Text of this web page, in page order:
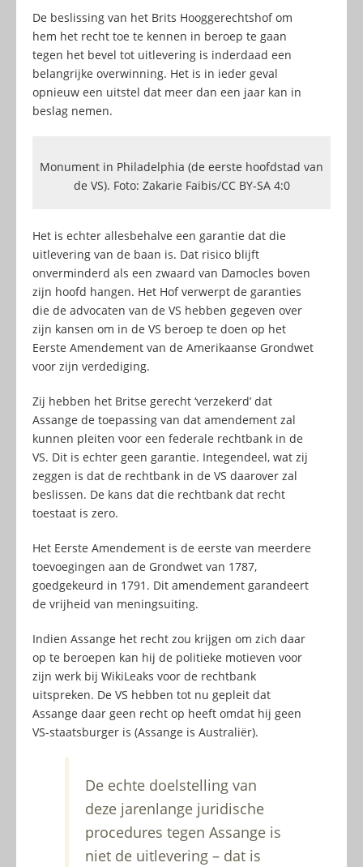
De beslissing van het Brits Hooggerechtshof om
hem het recht toe te kennen in beroep te gaan
tegen het bevel tot uitlevering is inderdaad een
belangrijke overwinning. Het is in ieder geval
opnieuw een uitstel dat meer dan een jaar kan in
beslag nemen.
Monument in Philadelphia (de eerste hoofdstad van
de VS). Foto: Zakarie Faibis/CC BY-SA 4:0
Het is echter allesbehalve een garantie dat die
uitlevering van de baan is. Dat risico blijft
onverminderd als een zwaard van Damocles boven
zijn hoofd hangen. Het Hof verwerpt de garanties
die de advocaten van de VS hebben gegeven over
zijn kansen om in de VS beroep te doen op het
Eerste Amendement van de Amerikaanse Grondwet
voor zijn verdediging.
Zij hebben het Britse gerecht ‘verzekerd’ dat
Assange de toepassing van dat amendement zal
kunnen pleiten voor een federale rechtbank in de
VS. Dit is echter geen garantie. Integendeel, wat zij
zeggen is dat de rechtbank in de VS daarover zal
beslissen. De kans dat die rechtbank dat recht
toestaat is zero.
Het Eerste Amendement is de eerste van meerdere
toevoegingen aan de Grondwet van 1787,
goedgekeurd in 1791. Dit amendement garandeert
de vrijheid van meningsuiting.
Indien Assange het recht zou krijgen om zich daar
op te beroepen kan hij de politieke motieven voor
zijn werk bij WikiLeaks voor de rechtbank
uitspreken. De VS hebben tot nu gepleit dat
Assange daar geen recht op heeft omdat hij geen
VS-staatsburger is (Assange is Australiër).
De echte doelstelling van
deze jarenlange juridische
procedures tegen Assange is
niet de uitlevering – dat is